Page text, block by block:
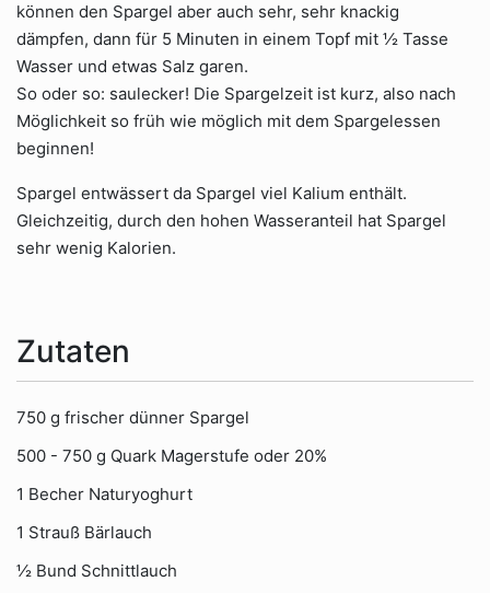
können den Spargel aber auch sehr, sehr knackig
dämpfen, dann für 5 Minuten in einem Topf mit ½ Tasse
Wasser und etwas Salz garen.
So oder so: saulecker! Die Spargelzeit ist kurz, also nach
Möglichkeit so früh wie möglich mit dem Spargelessen
beginnen!
Spargel entwässert da Spargel viel Kalium enthält.
Gleichzeitig, durch den hohen Wasseranteil hat Spargel
sehr wenig Kalorien.
Zutaten
750 g frischer dünner Spargel
500 - 750 g Quark Magerstufe oder 20%
1 Becher Naturyoghurt
1 Strauß Bärlauch
½ Bund Schnittlauch